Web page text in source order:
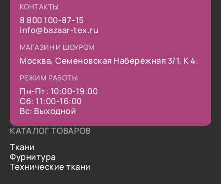
КОНТАКТЫ
8 800 100-87-15
info@bazaar-tex.ru
МАГАЗИН И ШОУРОМ
Москва, Семеновская Набережная 3/1, К 4.
РЕЖИМ РАБОТЫ
Пн-Пт: 10:00-19:00
Сб: 11:00-16:00
Вс: Выходной
КАТАЛОГ ТОВАРОВ
Ткани
Фурнитура
Технические ткани